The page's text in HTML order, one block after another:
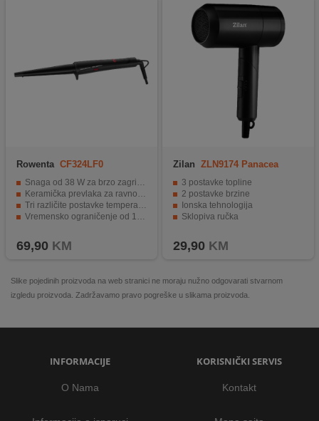
Rowenta CF324LF0
Snaga od 38 W za brzo zagrijavanje.
Keramička prevlaka za ravnomjerno zagrijavanje.
Tri različite postavke temperature.
Vremensko ograničenje od 10 sekundi.
69,90 KM
Zilan ZLN9174 Panacea
3 postavke topline
2 postavke brzine
Ionska tehnologija
Sklopiva ručka
29,90 KM
Slike pojedinih proizvoda na web stranici ne moraju nužno odgovarati stvarnom
izgledu proizvoda. Zadržavamo pravo pogreške u slikama proizvoda.
INFORMACIJE
O Nama
KORISNIČKI SERVIS
Kontakt